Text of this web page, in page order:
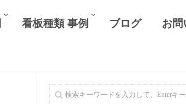
看板種類 事例 ブログ お問